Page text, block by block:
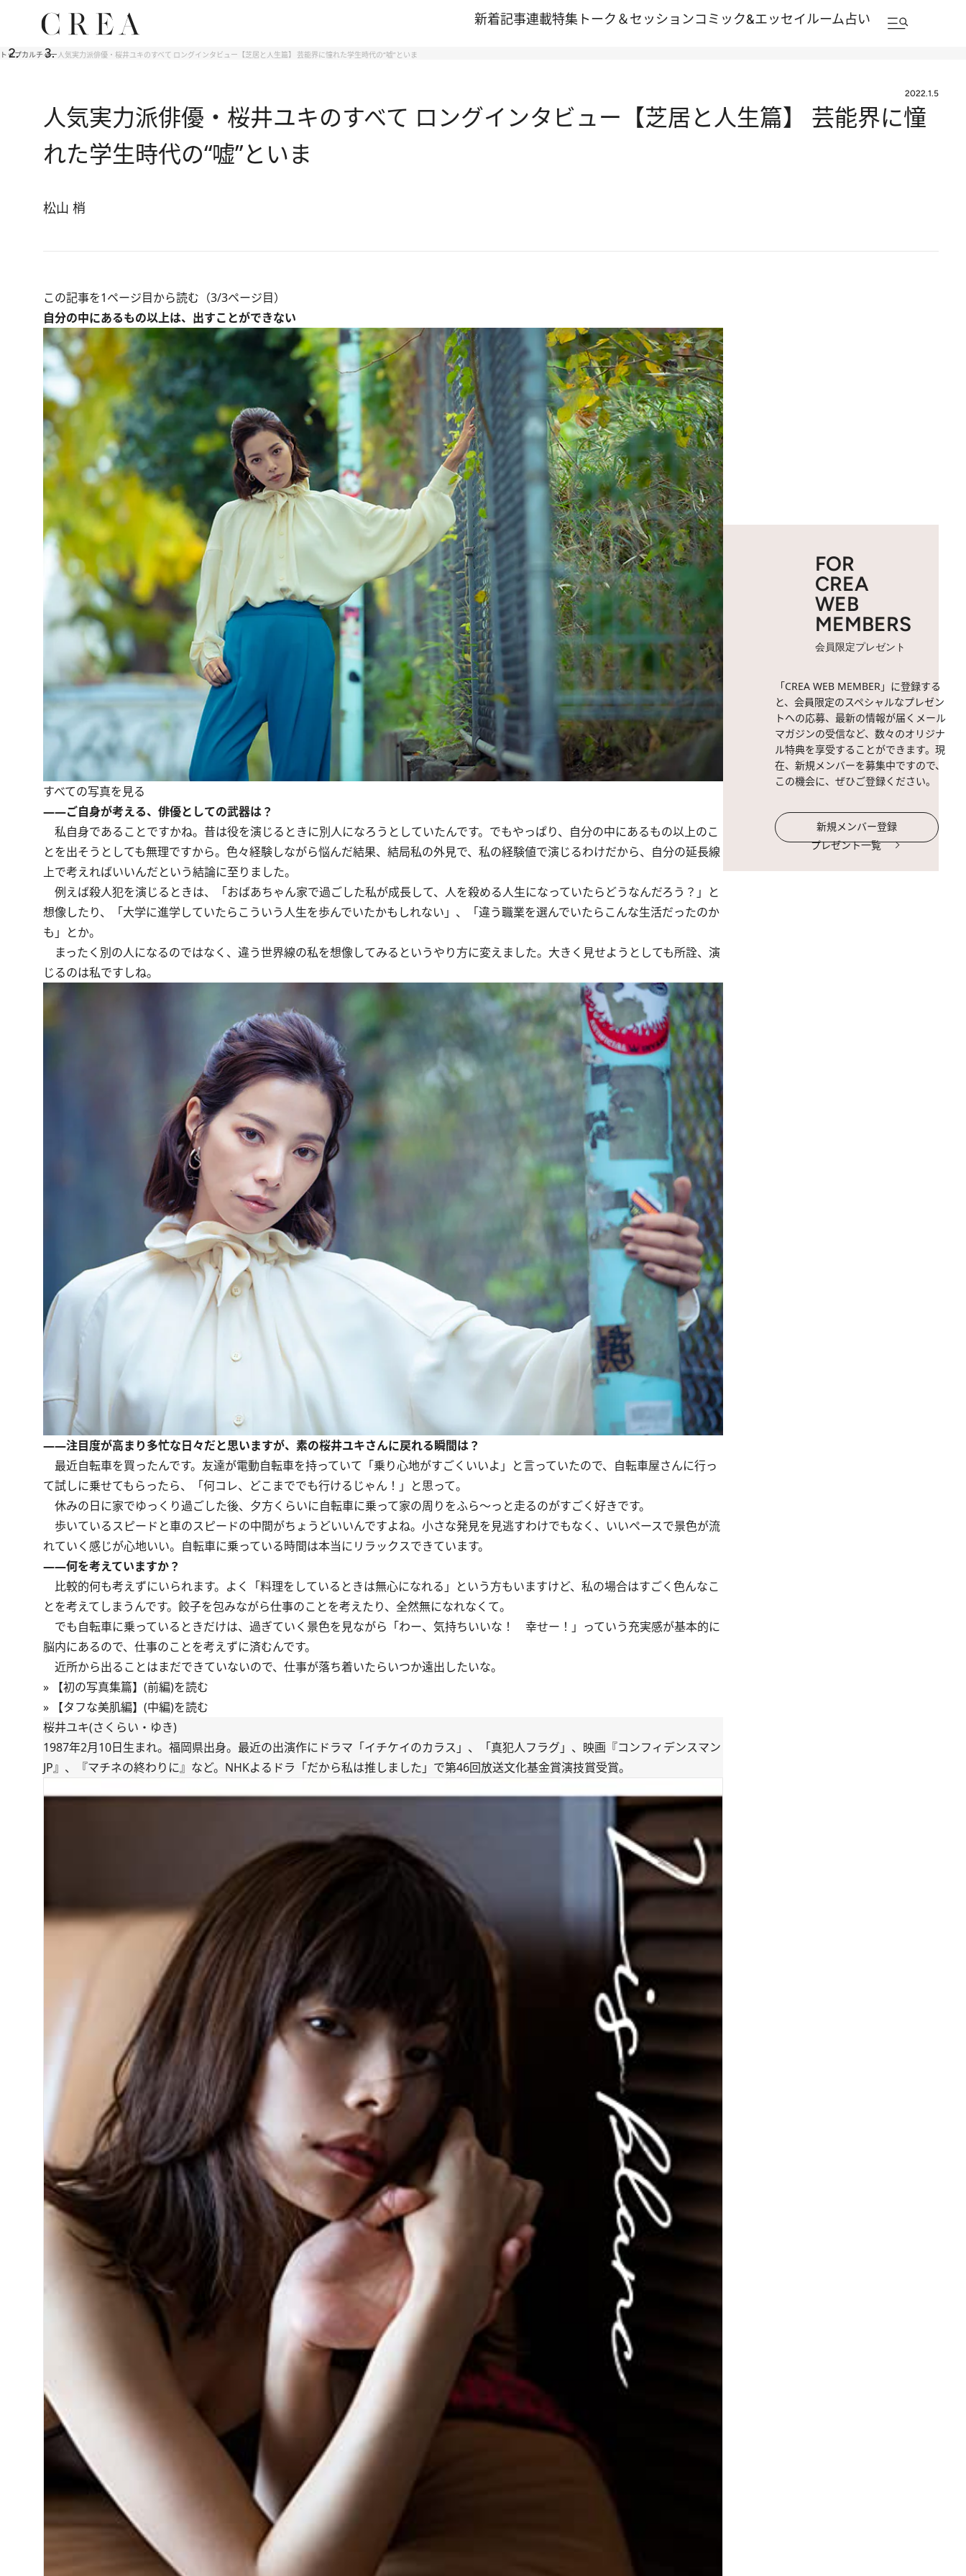
新着記事連載特集 トーク＆セッションコミック&エッセイルーム占い
トップカルチャー人気実力派俳優・桜井ユキのすべて ロングインタビュー【芝居と人生篇】 芸能界に憧れた学生時代の“嘘”といま
2022.1.5
人気実力派俳優・桜井ユキのすべて ロングインタビュー【芝居と人生篇】 芸能界に憧
れた学生時代の“嘘”といま
松山 梢
この記事を1ページ目から読む（3/3ページ目）
自分の中にあるもの以上は、出すことができない
すべての写真を見る
――ご自身が考える、俳優としての武器は？
私自身であることですかね。昔は役を演じるときに別人になろうとしていたんです。でもやっぱり、自分の中にあるもの以上のこ
とを出そうとしても無理ですから。色々経験しながら悩んだ結果、結局私の外見で、私の経験値で演じるわけだから、自分の延長線
上で考えればいいんだという結論に至りました。
例えば殺人犯を演じるときは、「おばあちゃん家で過ごした私が成長して、人を殺める人生になっていたらどうなんだろう？」と
想像したり、「大学に進学していたらこういう人生を歩んでいたかもしれない」、「違う職業を選んでいたらこんな生活だったのか
も」とか。
まったく別の人になるのではなく、違う世界線の私を想像してみるというやり方に変えました。大きく見せようとしても所詮、演
じるのは私ですしね。
――注目度が高まり多忙な日々だと思いますが、素の桜井ユキさんに戻れる瞬間は？
最近自転車を買ったんです。友達が電動自転車を持っていて「乗り心地がすごくいいよ」と言っていたので、自転車屋さんに行っ
て試しに乗せてもらったら、「何コレ、どこまででも行けるじゃん！」と思って。
休みの日に家でゆっくり過ごした後、夕方くらいに自転車に乗って家の周りをふら〜っと走るのがすごく好きです。
歩いているスピードと車のスピードの中間がちょうどいいんですよね。小さな発見を見逃すわけでもなく、いいペースで景色が流
れていく感じが心地いい。自転車に乗っている時間は本当にリラックスできています。
――何を考えていますか？
比較的何も考えずにいられます。よく「料理をしているときは無心になれる」という方もいますけど、私の場合はすごく色んなこ
とを考えてしまうんです。餃子を包みながら仕事のことを考えたり、全然無になれなくて。
でも自転車に乗っているときだけは、過ぎていく景色を見ながら「わー、気持ちいいな！ 幸せー！」っていう充実感が基本的に
脳内にあるので、仕事のことを考えずに済むんです。
近所から出ることはまだできていないので、仕事が落ち着いたらいつか遠出したいな。
»
【初の写真集篇】(前編)を読む
»
【タフな美肌編】(中編)を読む
桜井ユキ(さくらい・ゆき)
1987年2月10日生まれ。福岡県出身。最近の出演作にドラマ「イチケイのカラス」、「真犯人フラグ」、映画『コンフィデンスマン
JP』、『マチネの終わりに』など。NHKよるドラ「だから私は推しました」で第46回放送文化基金賞演技賞受賞。
FOR
CREA
WEB
MEMBERS
会員限定プレゼント
「CREA WEB MEMBER」に登録する
と、会員限定のスペシャルなプレゼン
トへの応募、最新の情報が届くメール
マガジンの受信など、数々のオリジナ
ル特典を享受することができます。現
在、新規メンバーを募集中ですので、
この機会に、ぜひご登録ください。
新規メンバー登録
プレゼント一覧